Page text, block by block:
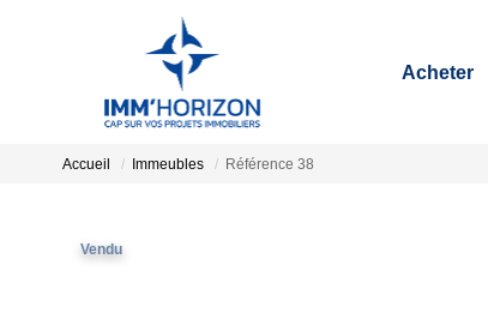
Acheter
Accueil Immeubles Référence 38
Vendu